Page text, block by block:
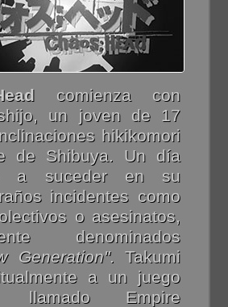
comienza con
un joven de 17
hikikomori
de Shibuya. Un día
a suceder en su
incidentes como
o asesinatos,
denominados
Generation". Takumi
a un juego
llamado Empire